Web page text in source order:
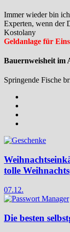
Immer wieder bin
Experten, wenn der
Kostolany
Geldanlage für
Bauernweisheit im
Springende Fische
tolle
07.12.
Die besten